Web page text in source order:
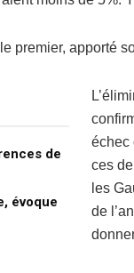
premier, apporté
de
évoque
échec
ces
les
de